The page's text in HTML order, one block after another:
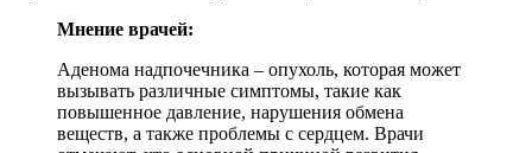
Мнение врачей:
Аденома надпочечника – опухоль, которая может
вызывать различные симптомы, такие как
повышенное давление, нарушения обмена
веществ, а также проблемы с сердцем. Врачи